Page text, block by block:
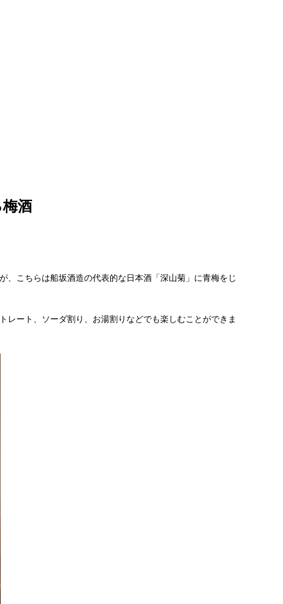
酒
、こちらは船坂酒造の代表的な日本酒「深山菊」に青梅をじ
レート、ソーダ割り、お湯割りなどでも楽しむことができま